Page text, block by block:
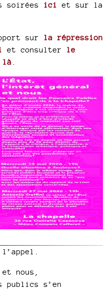
soirées ici
et sur la
sur la répression
et consulter le
là
nous,
publics s’en